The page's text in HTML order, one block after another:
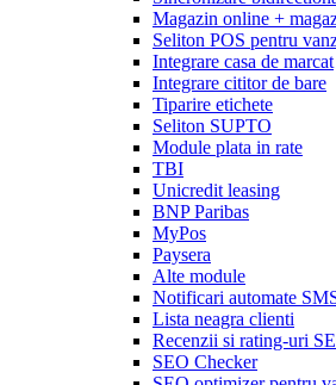
Magazin online +
Seliton POS pentru
Integrare casa de marcat
Integrare cititor de bare
Tiparire etichete
Seliton SUPTO
Module plata in rate
TBI
Unicredit leasing
BNP Paribas
MyPos
Paysera
Alte module
Notificari automate
Lista neagra clienti
Recenzii si rating-uri
SEO Checker